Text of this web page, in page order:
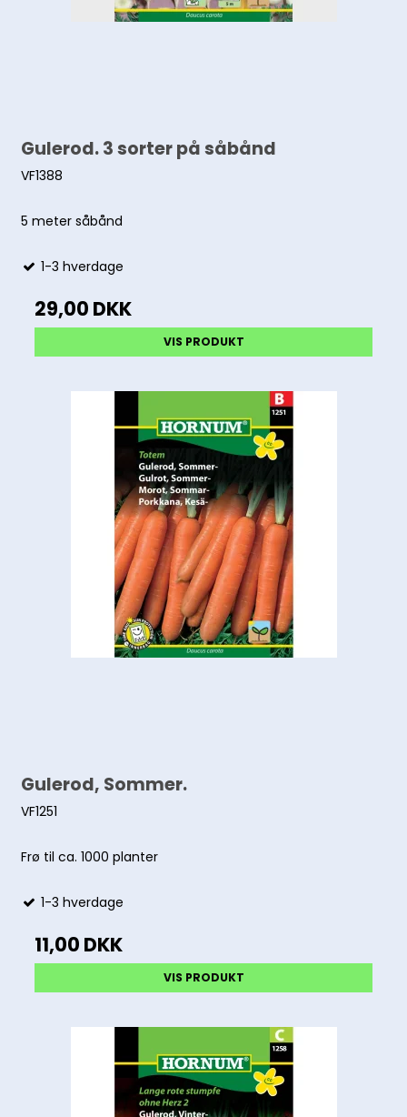
Gulerod. 3 sorter på såbånd
VF1388
5 meter såbånd
1-3 hverdage
29,00 DKK
VIS PRODUKT
Gulerod, Sommer.
VF1251
Frø til ca. 1000 planter
1-3 hverdage
11,00 DKK
VIS PRODUKT